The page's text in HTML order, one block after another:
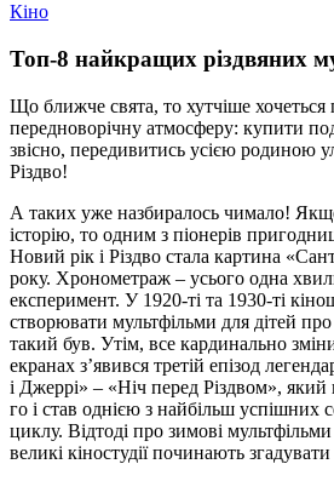
Кіно
Топ-8 найкращих різдвяних
Що ближче свята, то хутчіше
передноворічну атмосферу: купити
звісно, передивитись усією родиною
Різдво!
А таких уже назбиралось чимало!
історію, то одним з піонерів
Новий рік і Різдво стала картина
року. Хронометраж – усього одна
експеримент. У 1920-ті та 1930-ті
створювати мультфільми для дітей
такий був. Утім, все кардинально
екранах з’явився третій епізод
і Джеррі» – «Ніч перед Різдвом»,
го і став однією з найбільш успішних
циклу. Відтоді про зимові
великі кіностудії починають